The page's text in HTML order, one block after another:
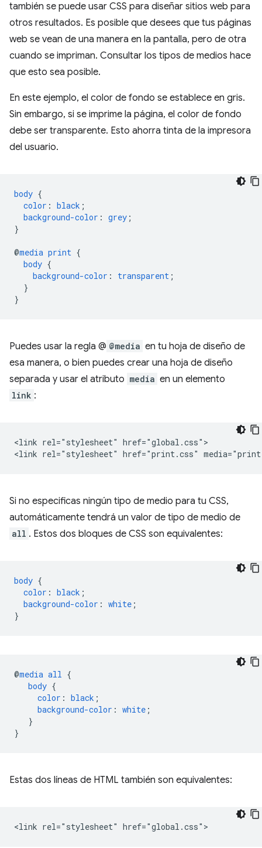
también se puede usar CSS para diseñar sitios web para
otros resultados. Es posible que desees que tus páginas
web se vean de una manera en la pantalla, pero de otra
cuando se impriman. Consultar los tipos de medios hace
que esto sea posible.
En este ejemplo, el color de fondo se establece en gris.
Sin embargo, si se imprime la página, el color de fondo
debe ser transparente. Esto ahorra tinta de la impresora
del usuario.
body {
color : black ;
background-color : grey ;
}
@media print {
body {
background-color : transparent ;
}
}
Puedes usar la regla @ @media en tu hoja de diseño de
esa manera, o bien puedes crear una hoja de diseño
separada y usar el atributo media en un elemento
link :
<link rel="stylesheet" href="global.css">
Si no especificas ningún tipo de medio para tu CSS,
automáticamente tendrá un valor de tipo de medio de
all . Estos dos bloques de CSS son equivalentes:
body {
color : black ;
background-color : white ;
}
@media all {
body {
color : black ;
background-color : white ;
}
}
Estas dos líneas de HTML también son equivalentes: